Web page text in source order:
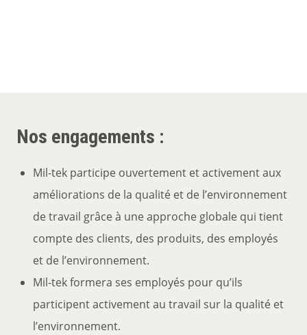
Nos engagements :
Mil-tek participe ouvertement et activement aux
améliorations de la qualité et de l’environnement
de travail grâce à une approche globale qui tient
compte des clients, des produits, des employés
et de l’environnement.
Mil-tek formera ses employés pour qu’ils
participent activement au travail sur la qualité et
l’environnement.